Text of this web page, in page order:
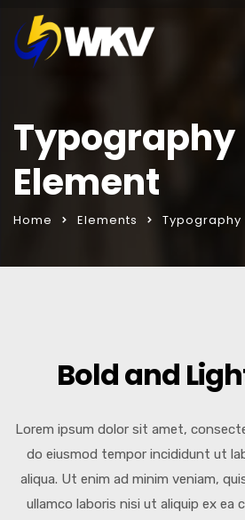
Typography
Element
Home Elements Typography
Bold and
Lorem ipsum dolor sit amet,
do eiusmod tempor incididunt ut
aliqua. Ut enim ad minim veniam,
ullamco laboris nisi ut aliquip ex ea